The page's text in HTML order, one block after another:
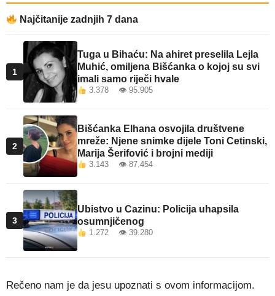
Najčitanije zadnjih 7 dana
1
Tuga u Bihaću: Na ahiret preselila Lejla
Muhić, omiljena Bišćanka o kojoj su svi
imali samo riječi hvale
3.378 👁 95.905
2
Bišćanka Elhana osvojila društvene
mreže: Njene snimke dijele Toni Cetinski,
Marija Šerifović i brojni mediji
3.143 👁 87.454
3
Ubistvo u Cazinu: Policija uhapsila
osumnjičenog
1.272 👁 39.280
Rečeno nam je da jesu upoznati s ovom informacijom.